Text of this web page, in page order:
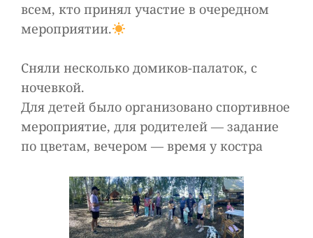
всем, кто принял участие в очередном
мероприятии.
Сняли несколько домиков-палаток, с
ночевкой.
Для детей было организовано спортивное
мероприятие, для родителей — задание
по цветам, вечером — время у костра